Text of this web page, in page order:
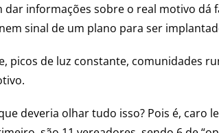
dar informações sobre o real motivo dá
sinal de um plano para ser
picos de luz constante, comunidades
deveria olhar tudo isso? Pois é, caro